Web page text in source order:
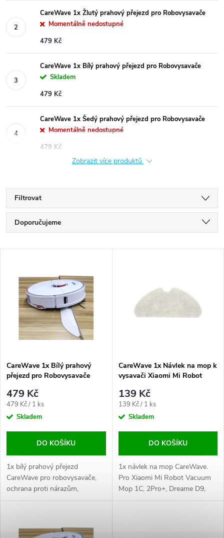
CareWave 1x Žlutý prahový přejezd pro Robovysavače
Momentálně nedostupné
479 Kč
CareWave 1x Bílý prahový přejezd pro Robovysavače
Skladem
479 Kč
CareWave 1x Šedý prahový přejezd pro Robovysavače
Momentálně nedostupné
479 Kč
Zobrazit více produktů
Filtrovat
Ř
a
p
r
o
d
u
k
Doporučujeme
Nejprodávanější
Abecedně
s
p
r
o
d
u
CareWave 1x Bílý prahový
přejezd pro Robovysavače
479 Kč
Měrná
cena:
479 Kč / 1 ks
Skladem
DO KOŠÍKU
1x bílý prahový přejezd
CareWave pro robovysavače,
ochrana proti nárazům,
efektivní čištění přechodů.
CareWave 1x Návlek na mop k
vysavači Xiaomi Mi Robot
139 Kč
Měrná
cena:
139 Kč / 1 ks
Skladem
DO KOŠÍKU
1x návlek na mop CareWave.
Pro Xiaomi Mi Robot Vacuum
Mop 1C, 2Pro+, Dreame D9,
L10 Pro a další, zajišťuje